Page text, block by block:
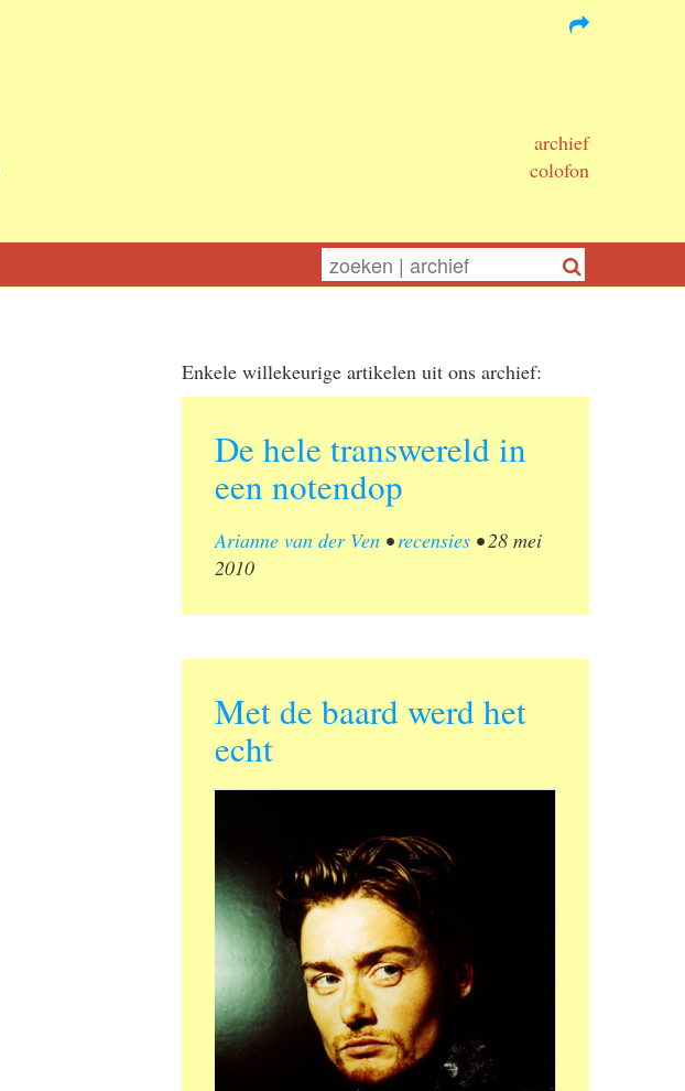
archief
colofon
Enkele willekeurige artikelen uit ons archief:
De hele transwereld in
een notendop
Arianne van der Ven •recensies •28 mei
2010
Met de baard werd het
echt